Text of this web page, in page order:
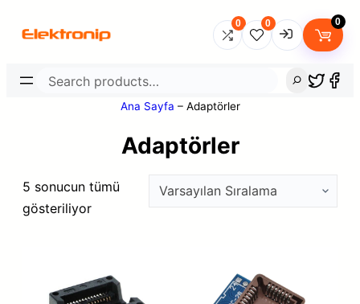
0 0
Username
0
Search
Ana Sayfa – Adaptörler
Adaptörler
5 sonucun tümü
gösteriliyor